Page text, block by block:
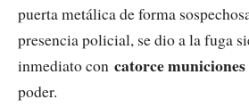
puerta metálica de forma
presencia policial, se dio a la fuga
inmediato con catorce
poder.